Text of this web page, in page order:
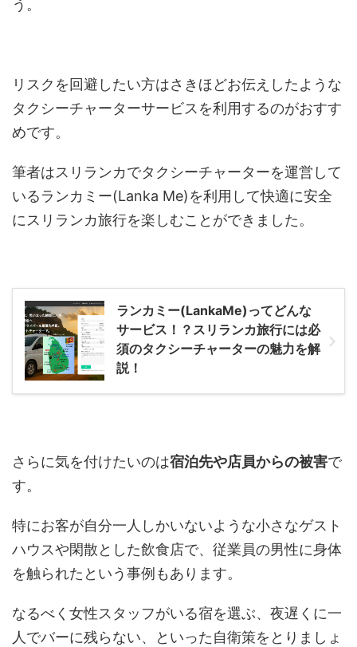
う。
リスクを回避したい方はさきほどお伝えしたような
タクシーチャーターサービスを利用するのがおすす
めです。
筆者はスリランカでタクシーチャーターを運営して
いるランカミー(Lanka Me)を利用して快適に安全
にスリランカ旅行を楽しむことができました。
ランカミー(LankaMe)ってどんな
サービス！？スリランカ旅行には必
須のタクシーチャーターの魅力を解
説！
さらに気を付けたいのは宿泊先や店員からの被害で
す。
特にお客が自分一人しかいないような小さなゲスト
ハウスや閑散とした飲食店で、従業員の男性に身体
を触られたという事例もあります。
なるべく女性スタッフがいる宿を選ぶ、夜遅くに一
人でバーに残らない、といった自衛策をとりましょ